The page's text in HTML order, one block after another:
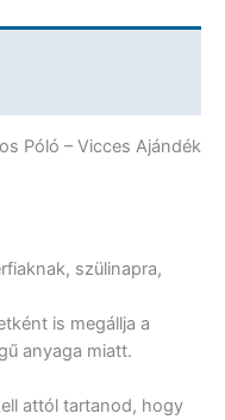
Póló – Vicces Ajándék
szülinapra,
is megállja a
anyaga miatt.
attól tartanod, hogy